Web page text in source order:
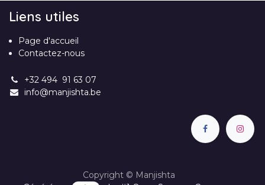
Liens utiles
Page d'accueil
Contactez-nous
+32 494 91 63 07
info@manjishta.be
Copyright © Manjishta